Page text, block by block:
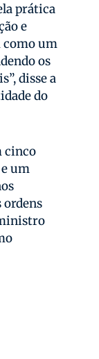
prática
e
como um
os
disse a
do
cinco
um
ordens